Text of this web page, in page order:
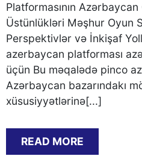
Platformasının
Üstünlükləri Məşhur Oyun
Perspektivlər və İnkişaf
azerbaycan platforması
üçün Bu məqalədə pinco
Azərbaycan bazarındakı
xüsusiyyətlərinə[...]
READ MORE